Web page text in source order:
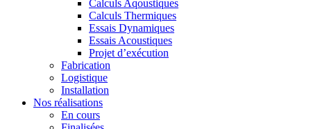
Calculs Aqoustiques
Calculs Thermiques
Essais Dynamiques
Essais Acoustiques
Projet d’exécution
Fabrication
Logistique
Installation
Nos réalisations
En cours